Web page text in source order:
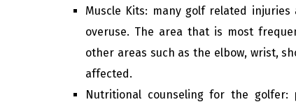
Muscle Kits: many golf related
overuse. The area that is most
other areas such as the elbow, wrist,
affected.
Nutritional counseling for the golfer: